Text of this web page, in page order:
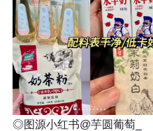
◎图源小红书@芋圆葡萄_